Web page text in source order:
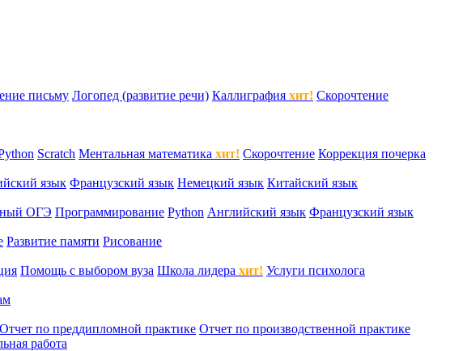
письму Логопед (развитие речи) Каллиграфия хит! Скорочтение
Scratch Ментальная математика хит! Скорочтение Коррекция почерка
язык Французский язык Немецкий язык Китайский язык
ОГЭ Программирование Python Английский язык Французский язык
Развитие памяти Рисование
Помощь с выбором вуза Школа лидера хит! Услуги психолога
Отчет по преддипломной практике Отчет по производственной практике
работа